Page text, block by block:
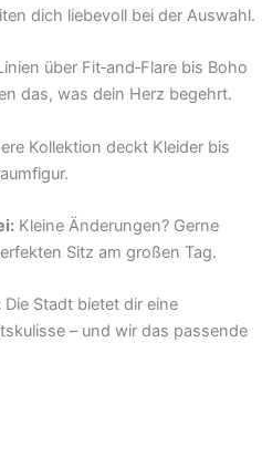
dich liebevoll bei der Auswahl.
über Fit‑and‑Flare bis Boho
das, was dein Herz begehrt.
Kollektion deckt Kleider bis
Kleine Änderungen? Gerne
Sitz am großen Tag.
Die Stadt bietet dir eine
– und wir das passende